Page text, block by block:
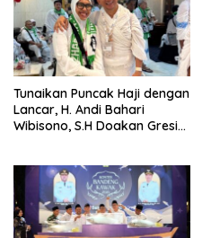
Tunaikan Puncak Haji dengan
Lancar, H. Andi Bahari
Wibisono, S.H Doakan Gresik